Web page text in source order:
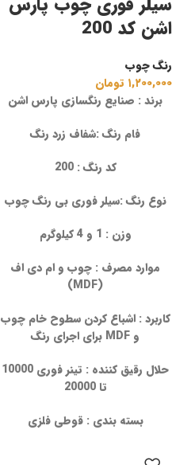
اشن کد 200
رنگ چوب
۱,۲۰۰,۰۰۰ تومان
برند : صنایع رنگسازی پارس اشن
فام رنگ :شفاف زرد رنگ
کد رنگ : 200
نوع رنگ :سیلر فوری بی رنگ چوب
وزن : 1 و 4 کیلوگرم
موارد مصرف : چوب و ام دی اف
(MDF)
کاربرد : اشباع کردن سطوح خام چوب
و MDF برای اجرای رنگ
حلال رقیق کننده : تینر فوری 10000
تا 20000
بسته بندی : قوطی فلزی